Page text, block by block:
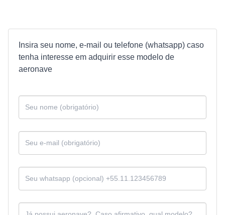
Insira seu nome, e-mail ou telefone (whatsapp) caso
tenha interesse em adquirir esse modelo de
aeronave